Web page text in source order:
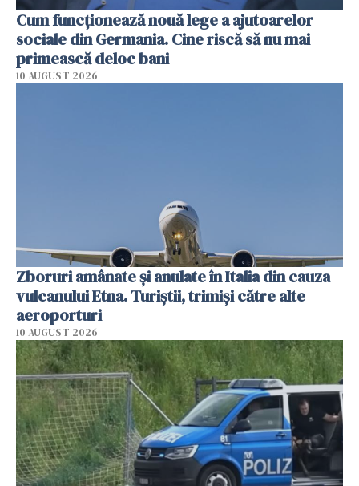
Cum funcționează nouă lege a ajutoarelor
sociale din Germania. Cine riscă să nu mai
primească deloc bani
10 AUGUST 2026
Zboruri amânate și anulate în Italia din cauza
vulcanului Etna. Turiștii, trimiși către alte
aeroporturi
10 AUGUST 2026